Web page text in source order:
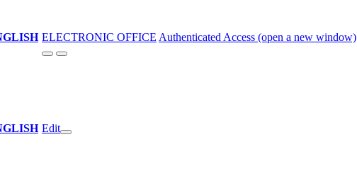
ELECTRONIC OFFICE Authenticated Access (open a new window)
Edit